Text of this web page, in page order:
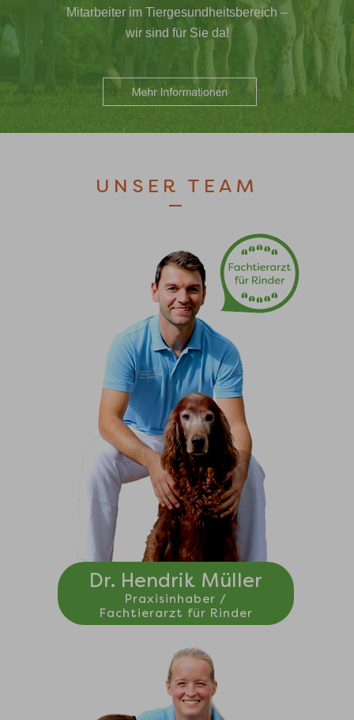
Mitarbeiter im Tiergesundheitsbereich –
wir sind für Sie da!
UNSER TEAM
—
Dr. Hendrik Müller
Praxisinhaber /
Fachtierarzt für Rinder